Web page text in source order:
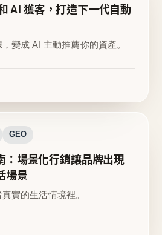
AI 獲客，打造下一代自動
變成 AI 主動推薦你的資產。
GEO
：場景化行銷讓品牌出現
場景
實的生活情境裡。